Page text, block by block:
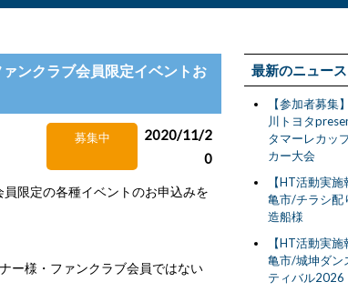
ンクラブ会員限定イベントお
募集中
2020/11/2
0
限定の各種イベントのお申込みを
ー様・ファンクラブ会員ではない
最新のニュース
【参加者募集
川トヨタ
タマーレカッ
カー大会
【HT活動実
亀市/チラシ配
造船様
【HT活動実
亀市/城坤ダン
ティバル2026